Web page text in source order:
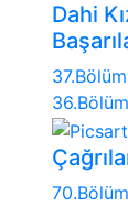
Dahi
37.Bölüm
36.Bölüm
70.Bölüm